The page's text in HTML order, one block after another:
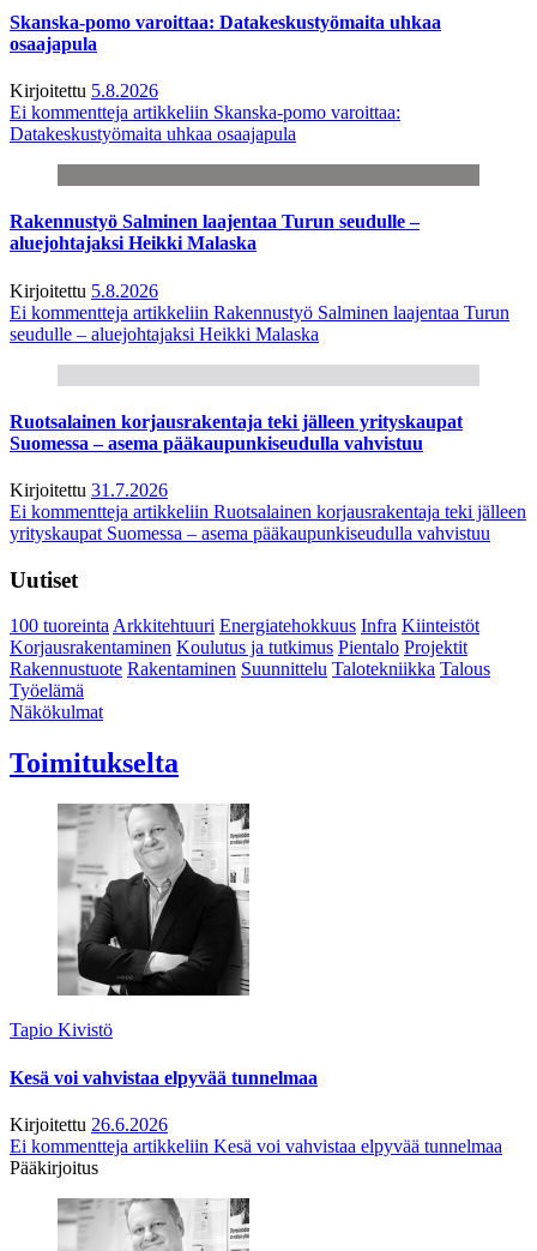
Skanska-pomo varoittaa: Datakeskustyömaita uhkaa
osaajapula
Kirjoitettu 5.8.2026
Ei kommentteja artikkeliin Skanska-pomo varoittaa:
Datakeskustyömaita uhkaa osaajapula
Rakennustyö Salminen laajentaa Turun seudulle –
aluejohtajaksi Heikki Malaska
Kirjoitettu 5.8.2026
Ei kommentteja artikkeliin Rakennustyö Salminen laajentaa Turun
seudulle – aluejohtajaksi Heikki Malaska
Ruotsalainen korjausrakentaja teki jälleen yrityskaupat
Suomessa – asema pääkaupunkiseudulla vahvistuu
Kirjoitettu 31.7.2026
Ei kommentteja artikkeliin Ruotsalainen korjausrakentaja teki jälleen
yrityskaupat Suomessa – asema pääkaupunkiseudulla vahvistuu
Uutiset
100 tuoreintaArkkitehtuuri Energiatehokkuus Infra Kiinteistöt
Korjausrakentaminen Koulutus ja tutkimus Pientalo Projektit
Rakennustuote Rakentaminen Suunnittelu Talotekniikka Talous
Työelämä
Näkökulmat
Toimitukselta
Tapio Kivistö
Kesä voi vahvistaa elpyvää tunnelmaa
Kirjoitettu 26.6.2026
Ei kommentteja artikkeliin Kesä voi vahvistaa elpyvää tunnelmaa
Pääkirjoitus